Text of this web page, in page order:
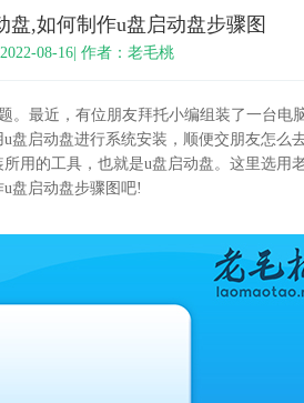
盘,如何制作u盘启动盘步骤图
08-16| 作者：老毛桃
。最近，有位朋友拜托小编组装了一台电
盘启动盘进行系统安装，顺便交朋友怎么
用的工具，也就是u盘启动盘。这里选用
盘启动盘步骤图吧!